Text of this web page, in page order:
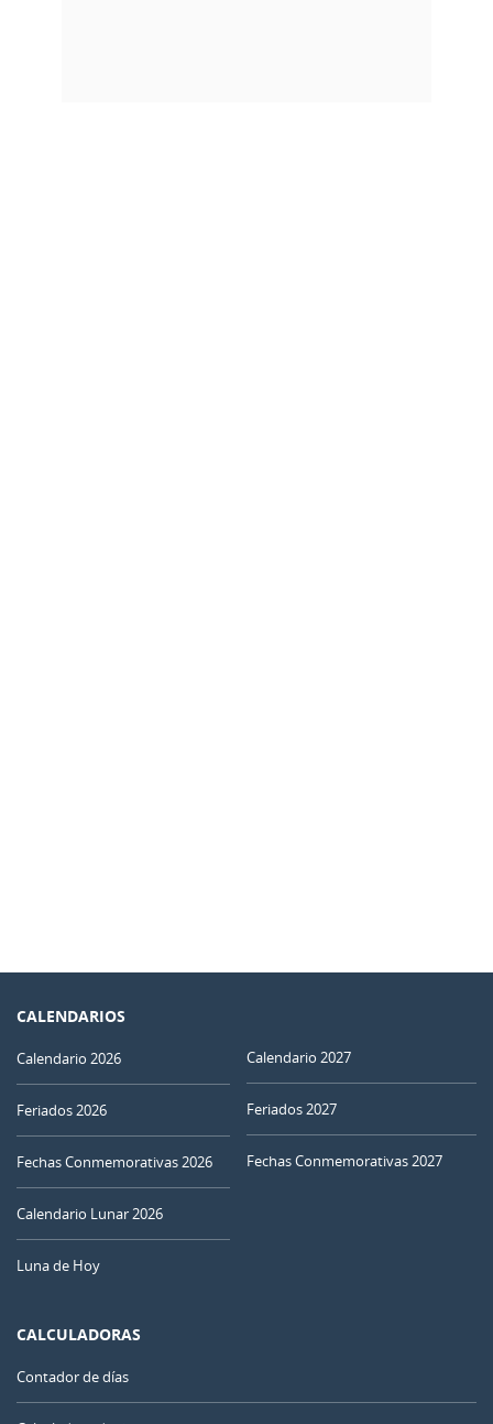
CALENDARIOS
Calendario 2026
Feriados 2026
Fechas Conmemorativas 2026
Calendario Lunar 2026
Luna de Hoy
Calendario 2027
Feriados 2027
Fechas Conmemorativas 2027
CALCULADORAS
Contador de días